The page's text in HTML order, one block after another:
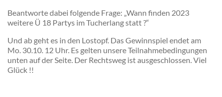
Beantworte dabei folgende Frage: „Wann finden 2023
weitere Ü 18 Partys im Tucherlang statt ?“
Und ab geht es in den Lostopf. Das Gewinnspiel endet am
Mo. 30.10. 12 Uhr. Es gelten unsere Teilnahmebedingungen
unten auf der Seite. Der Rechtsweg ist ausgeschlossen. Viel
Glück !!